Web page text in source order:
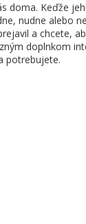
doma. Keďže
nudne alebo
a chcete,
doplnkom
potrebujete.